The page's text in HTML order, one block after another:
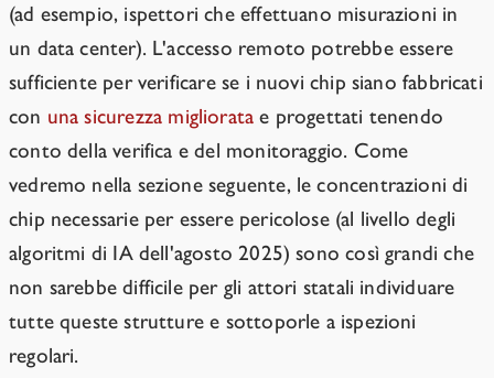
(ad esempio, ispettori che effettuano misurazioni in
un data center). L'accesso remoto potrebbe essere
sufficiente per verificare se i nuovi chip siano fabbricati
con una sicurezza migliorata e progettati tenendo
conto della verifica e del monitoraggio. Come
vedremo nella sezione seguente, le concentrazioni di
chip necessarie per essere pericolose (al livello degli
algoritmi di IA dell'agosto 2025) sono così grandi che
non sarebbe difficile per gli attori statali individuare
tutte queste strutture e sottoporle a ispezioni
regolari.